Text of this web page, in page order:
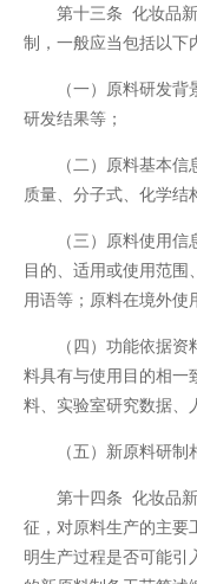
第十三条 化妆品
制，一般应当包括以下
（一）原料研发
研发结果等；
（二）原料基本
质量、分子式、化学结
（三）原料使用
目的、适用或使用范
用语等；原料在境外使
（四）功能依据
料具有与使用目的相一
料、实验室研究数据、
（五）新原料研制
第十四条 化妆品
征，对原料生产的主要
明生产过程是否可能引